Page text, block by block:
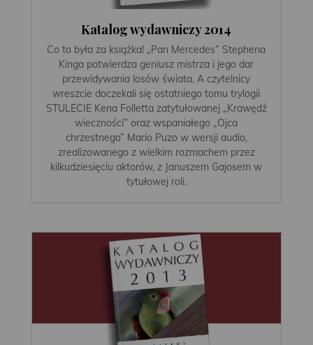
Katalog wydawniczy 2014
Co to była za książka! „Pan Mercedes” Stephena
Kinga potwierdza geniusz mistrza i jego dar
przewidywania losów świata. A czytelnicy
wreszcie doczekali się ostatniego tomu trylogii
STULECIE Kena Folletta zatytułowanej „Krawędź
wieczności” oraz wspaniałego „Ojca
chrzestnego” Mario Puzo w wersji audio,
zrealizowanego z wielkim rozmachem przez
kilkudziesięciu aktorów, z Januszem Gajosem w
tytułowej roli.